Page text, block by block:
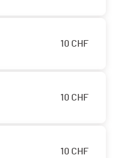
10 CHF
10 CHF
10 CHF